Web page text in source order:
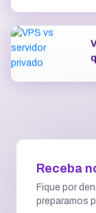
Receba
Fique por
preparamos